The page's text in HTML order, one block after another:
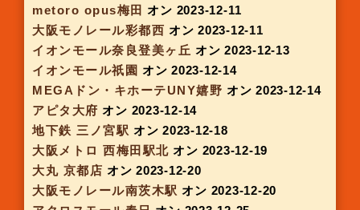
スイーツボックス 栄 森の地下街 オン 2023-11-14
アルプラザ城陽オン 2023-11-15
アピタ向山 オン 2023-11-16
ピアゴ平針 オン 2023-11-16
アピタ名古屋南オン 2023-11-16
イオンモール常滑オン 2023-11-16
イオンモール伊丹昆陽オン 2023-11-17
枚方T-SITEオン 2023-11-21
地下鉄 京都市役所駅前 オン 2023-11-22
地下鉄 烏丸線四条駅オン 2023-11-22
アピタ知立 オン 2023-11-23